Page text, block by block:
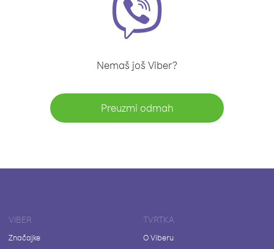
Nemaš još Viber?
Preuzmi odmah
VIBER
Značajke
TVRTKA
O Viberu